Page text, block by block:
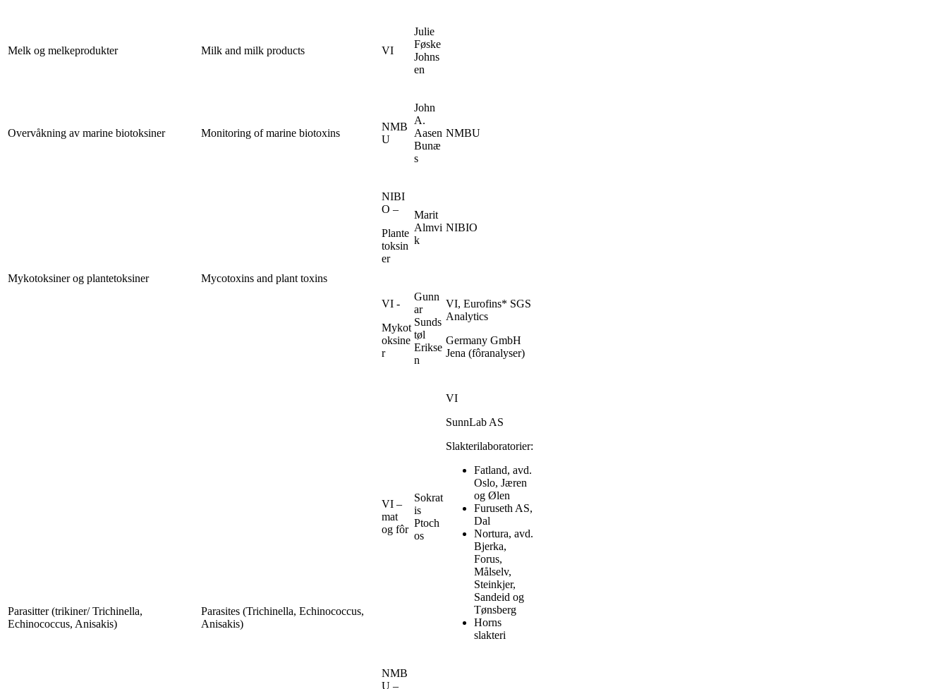
Melk og melkeprodukter Milk and milk products VI
Julie
Føske
Johns
en
Overvåkning av marine biotoksiner Monitoring of marine biotoxins
NMB
U
John
A.
Aasen
Bunæ
s
NMBU
Mykotoksiner og plantetoksiner Mycotoxins and plant toxins
NIBI
O –
Plante
toksin
er
Marit
Almvi
k
NIBIO
VI -
Mykot
oksine
r
Gunn
ar
Sunds
tøl
Erikse
n
VI, Eurofins* SGS
Analytics
Germany GmbH
Jena (fôranalyser)
Parasitter (trikiner/ Trichinella,
Echinococcus, Anisakis)
Parasites (Trichinella, Echinococcus,
Anisakis)
VI –
mat
og fôr
Sokrat
is
Ptoch
os
VI
SunnLab AS
Slakterilaboratorier:
Fatland, avd.
Oslo, Jæren
og Ølen
Furuseth AS,
Dal
Nortura, avd.
Bjerka,
Forus,
Målselv,
Steinkjer,
Sandeid og
Tønsberg
Horns
slakteri
NMB
U –